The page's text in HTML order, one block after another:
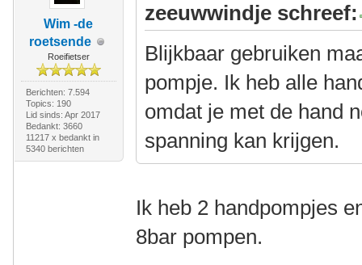
Wim -de
roetsende
Roeifietser
Berichten: 7.594
Topics: 190
Lid sinds: Apr 2017
Bedankt: 3660
11217 x bedankt in
5340 berichten
zeeuwwindje schreef:
Blijkbaar gebruiken
pompje. Ik heb alle
omdat je met de hand
spanning kan krijgen.
Ik heb 2 handpompjes
8bar pompen.